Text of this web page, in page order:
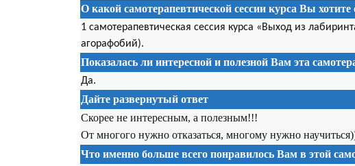
О какой самотерапевтической сессии курса Вы хотите
1 самотерапевтическая сессия курса «Выход из
агорафобий).
Показалась ли интересной и полезной Вам эта
Да.
Дайте развернутый ответ
Cкорее не интересным, а полезным!!!
От многого нужно отказаться, многому нужно
Что именно больше всего понравилось Вам в этой